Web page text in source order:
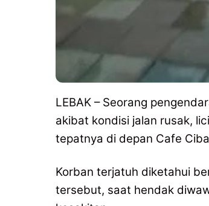
LEBAK – Seorang
akibat kondisi jalan rusak,
tepatnya di depan Cafe
Korban terjatuh diketahui
tersebut, saat hendak